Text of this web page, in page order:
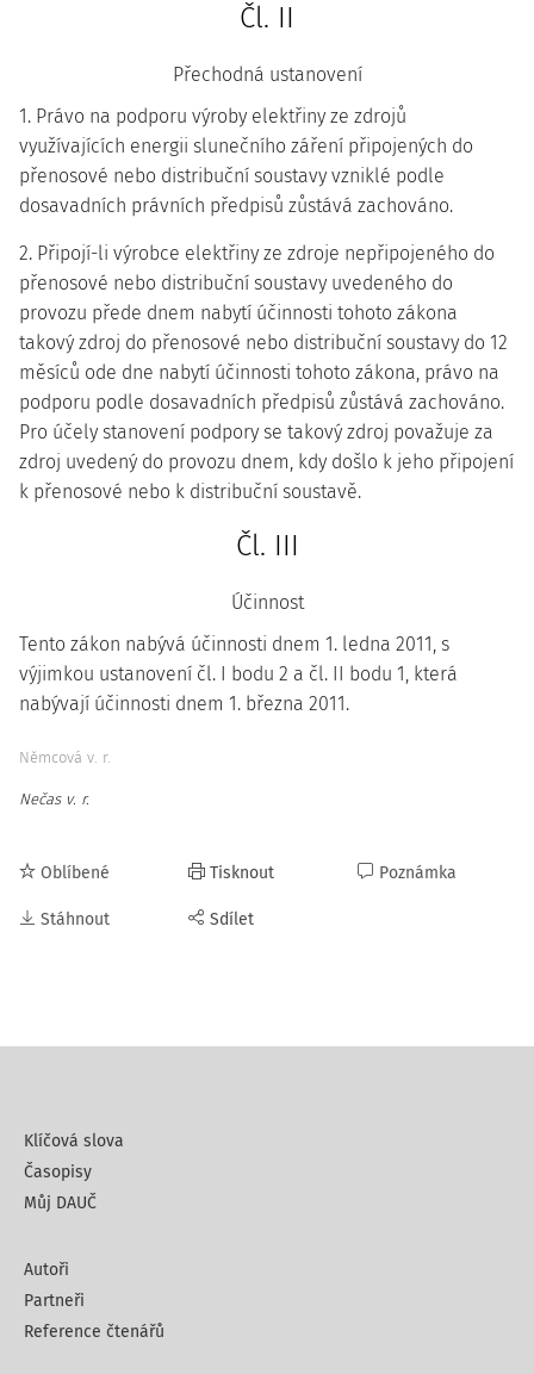
Čl. II
Přechodná ustanovení
1. Právo na podporu výroby elektřiny ze zdrojů
využívajících energii slunečního záření připojených do
přenosové nebo distribuční soustavy vzniklé podle
dosavadních právních předpisů zůstává zachováno.
2. Připojí-li výrobce elektřiny ze zdroje nepřipojeného do
přenosové nebo distribuční soustavy uvedeného do
provozu přede dnem nabytí účinnosti tohoto zákona
takový zdroj do přenosové nebo distribuční soustavy do 12
měsíců ode dne nabytí účinnosti tohoto zákona, právo na
podporu podle dosavadních předpisů zůstává zachováno.
Pro účely stanovení podpory se takový zdroj považuje za
zdroj uvedený do provozu dnem, kdy došlo k jeho připojení
k přenosové nebo k distribuční soustavě.
Čl. III
Účinnost
Tento zákon nabývá účinnosti dnem 1. ledna 2011, s
výjimkou ustanovení čl. I bodu 2 a čl. II bodu 1, která
nabývají účinnosti dnem 1. března 2011.
Němcová v. r.
Nečas v. r.
Oblíbené
Stáhnout
Tisknout
Sdílet
Poznámka
Klíčová slova
Časopisy
Můj DAUČ
Autoři
Partneři
Reference čtenářů